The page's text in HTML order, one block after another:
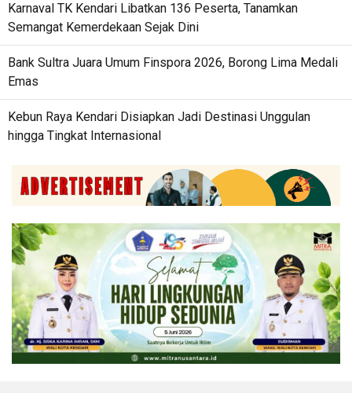
Karnaval TK Kendari Libatkan 136 Peserta, Tanamkan
Semangat Kemerdekaan Sejak Dini
Bank Sultra Juara Umum Finspora 2026, Borong Lima Medali
Emas
Kebun Raya Kendari Disiapkan Jadi Destinasi Unggulan
hingga Tingkat Internasional